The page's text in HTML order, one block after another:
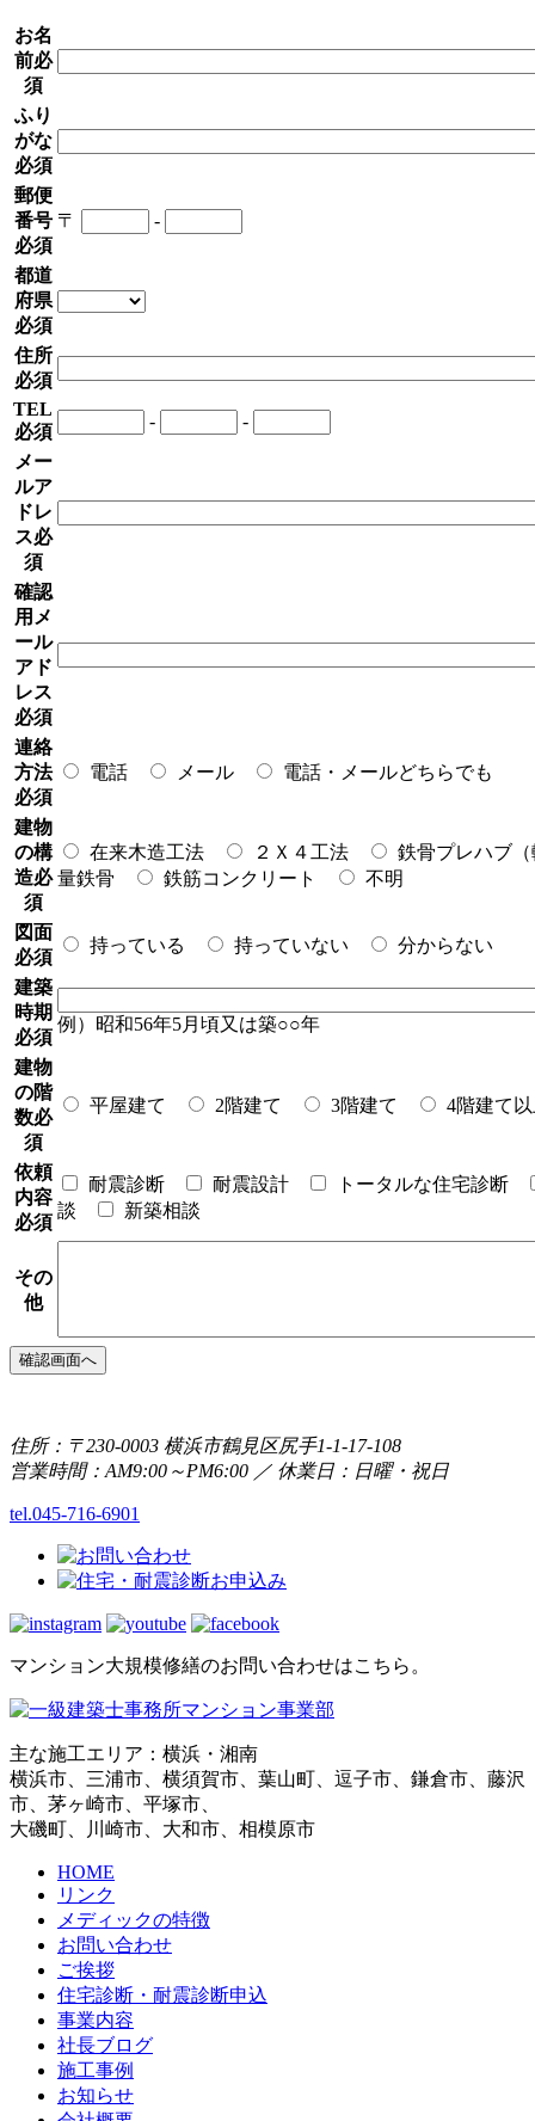
お名
前必
須
ふり
がな
必須
郵便
番号
必須
〒 -
都道
府県
必須
住所
必須
TEL
必須
-
-
メー
ルア
ドレ
ス必
須
確認
用メ
ール
アド
レス
必須
連絡
方法
必須
電話 メール 電話・メールどちらでも
建物
の構
造必
須
在来木造工法 ２Ｘ４工法
鉄骨プレハブ
量鉄骨
鉄筋コンクリート 不明
図面
必須
持っている 持っていない 分からない
建築
時期
必須
例）昭和56年5月頃又は築○○年
建物
の階
数必
須
平屋建て 2階建て 3階建て 4階建て
依頼
内容
必須
耐震診断 耐震設計
トータルな住宅診断
談
新築相談
その
他
住所：〒230-0003 横浜市鶴見区尻手1-1-17-108
営業時間：AM9:00～PM6:00 ／ 休業日：日曜・祝日
tel.045-716-6901
マンション大規模修繕のお問い合わせはこちら。
主な施工エリア：横浜・湘南
横浜市、三浦市、横須賀市、葉山町、逗子市、鎌倉市、藤沢
市、茅ヶ崎市、平塚市、
大磯町、川崎市、大和市、相模原市
HOME
リンク
メディックの特徴
お問い合わせ
ご挨拶
住宅診断・耐震診断申込
事業内容
社長ブログ
施工事例
お知らせ